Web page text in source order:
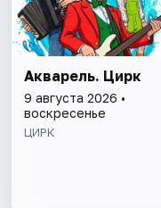
Акварель. Цирк
9 августа 2026 •
воскресенье
ЦИРК